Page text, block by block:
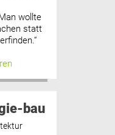
wollte
statt
bau